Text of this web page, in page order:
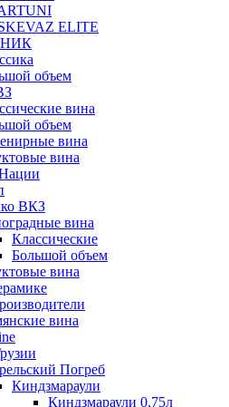
ELITE
объем
вина
объем
вина
вина
ВКЗ
вина
Классические
Большой объем
вина
вина
Погреб
Киндзмараули
Киндзмараули 0,75л